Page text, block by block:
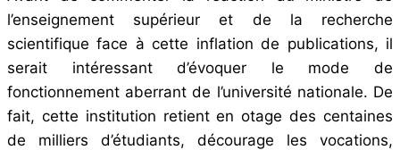
l’enseignement supérieur et de la recherche
scientifique face à cette inflation de publications, il
serait intéressant d’évoquer le mode de
fonctionnement aberrant de l’université nationale. De
fait, cette institution retient en otage des centaines
de milliers d’étudiants, décourage les vocations,